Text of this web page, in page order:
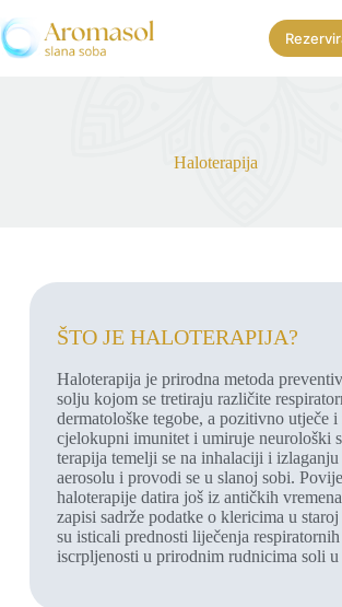
Haloterapija
ŠTO JE HALOTERAPIJA?
Haloterapija je prirodna metoda
solju kojom se tretiraju različite
dermatološke tegobe, a pozitivno utječe i
cjelokupni imunitet i umiruje neurološki
terapija temelji se na inhalaciji i
aerosolu i provodi se u slanoj sobi.
haloterapije datira još iz antičkih
zapisi sadrže podatke o klericima u
su isticali prednosti liječenja
iscrpljenosti u prirodnim rudnicima soli